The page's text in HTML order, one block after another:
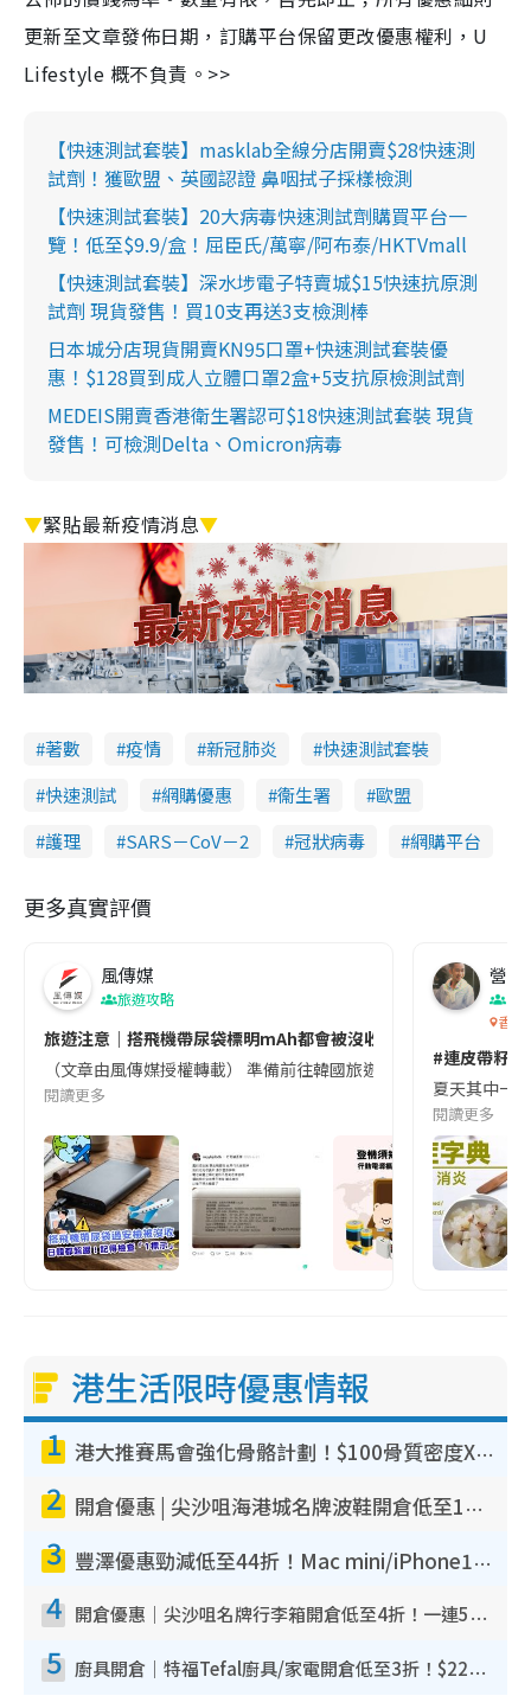
更新至文章發佈日期，訂購平台保留更改優惠權利，U
Lifestyle 概不負責。>>
【快速測試套裝】masklab全線分店開賣$28快速測
試劑！獲歐盟、英國認證 鼻咽拭子採樣檢測
【快速測試套裝】20大病毒快速測試劑購買平台一
覽！低至$9.9/盒！屈臣氏/萬寧/阿布泰/HKTVmall
【快速測試套裝】深水埗電子特賣城$15快速抗原測
試劑 現貨發售！買10支再送3支檢測棒
日本城分店現貨開賣KN95口罩+快速測試套裝優
惠！$128買到成人立體口罩2盒+5支抗原檢測試劑
MEDEIS開賣香港衛生署認可$18快速測試套裝 現貨
發售！可檢測Delta、Omicron病毒
▼緊貼最新疫情消息▼
著數 疫情 新冠肺炎
快速測試套裝
快速測試
網購優惠 衞生署
歐盟
護理
SARS－CoV－2 冠狀病毒 網購平台
更多真實評價
風傳媒
旅遊攻略
旅遊注意｜搭飛機帶尿袋標明mAh都會被沒收😱出發前切記檢查
（文章由風傳媒授權轉載） 準備前往韓國旅遊的民眾，近期要
閱讀更多
營養
香港
#連皮帶籽
夏天其中一
閱讀更多
港生活限時優惠情報
1 港大推賽馬會強化骨骼計劃！$100骨質密度X光檢查 完成免費運動訓練送超市禮券！附參加資格
2 開倉優惠 | 尖沙咀海港城名牌波鞋開倉低至1折！On鞋$899起／Joy&Peace鞋履$98起
3 豐澤優惠勁減低至44折！Mac mini/iPhone17Pro大減價！廚房家電$220起
4 開倉優惠｜尖沙咀名牌行李箱開倉低至4折！一連5日 American Tourister/ace./Hallmark $200起！
5 廚具開倉｜特福Tefal廚具/家電開倉低至3折！$220起買平底鍋/炒鑊/湯煲！電飯煲/吸塵機/燙斗$418起